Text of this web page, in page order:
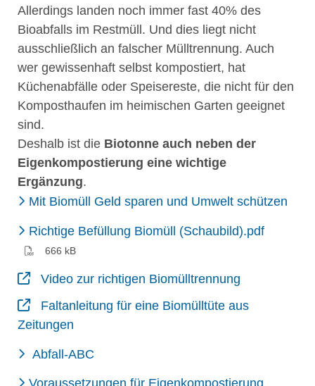
Allerdings landen noch immer fast 40% des
Bioabfalls im Restmüll. Und dies liegt nicht
ausschließlich an falscher Mülltrennung. Auch
wer gewissenhaft selbst kompostiert, hat
Küchenabfälle oder Speisereste, die nicht für den
Komposthaufen im heimischen Garten geeignet
sind.
Deshalb ist die Biotonne auch neben der
Eigenkompostierung eine wichtige
Ergänzung.
Mit Biomüll Geld sparen und Umwelt schützen
Richtige Befüllung Biomüll (Schaubild).pdf(PDF)
666 kB
Video zur richtigen Biomülltrennung
Faltanleitung für eine Biomülltüte aus
Zeitungen
Abfall-ABC